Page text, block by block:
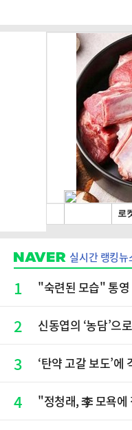
실시간 랭킹뉴
1 "숙련된 모습" 통
2 신동엽의 ‘농담’으
3 ‘탄약 고갈 보도’
4 "정청래, 李 모욕